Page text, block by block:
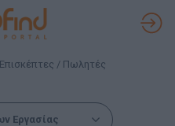
Επισκέπτες / Πωλητές
Εργασίας